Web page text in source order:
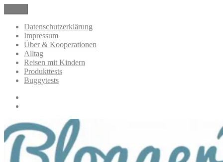
Inhalt
springen
BloggerMumOf3Boys Mamablog
Mamablog über das Leben mit drei Kindern mit Produkttests und
Alltagsthemen
Datenschutzerklärung
Impressum
Über & Kooperationen
Alltag
Reisen mit Kindern
Produkttests
Buggytests